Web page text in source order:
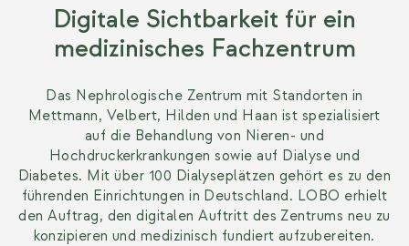
Digitale Sichtbarkeit für ein
medizinisches Fachzentrum
Das Nephrologische Zentrum mit Standorten in
Mettmann, Velbert, Hilden und Haan ist spezialisiert
auf die Behandlung von Nieren- und
Hochdruckerkrankungen sowie auf Dialyse und
Diabetes. Mit über 100 Dialyseplätzen gehört es zu den
führenden Einrichtungen in Deutschland. LOBO erhielt
den Auftrag, den digitalen Auftritt des Zentrums neu zu
konzipieren und medizinisch fundiert aufzubereiten.